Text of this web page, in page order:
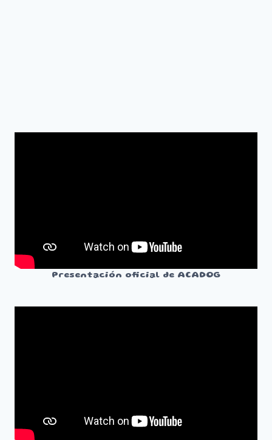
Presentación oficial de ACADOG